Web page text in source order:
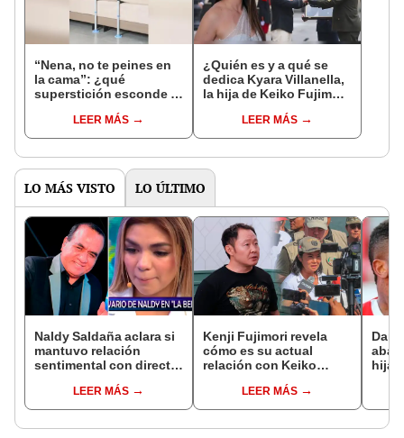
“Nena, no te peines en
la cama”: ¿qué
superstición esconde la
Enanitos Verdes?
LEER MÁS
¿Quién es y a qué se
dedica Kyara Villanella,
la hija de Keiko Fujimori
nivel nacional?
LEER MÁS
LO MÁS VISTO LO ÚLTIMO
Naldy Saldaña aclara si
mantuvo relación
sentimental con director
denunciarlo por
tocamientos: “Me
LEER MÁS
Kenji Fujimori revela
cómo es su actual
relación con Keiko
ausencia en los
eventos: "Mi familia es
LEER MÁS
hija